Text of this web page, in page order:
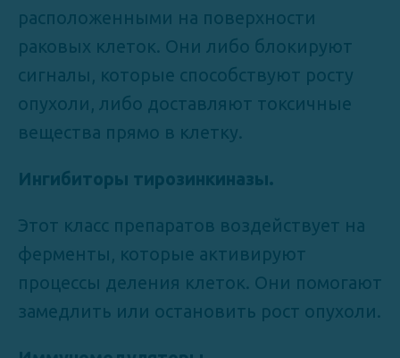
расположенными на поверхности
раковых клеток. Они либо блокируют
сигналы, которые способствуют росту
опухоли, либо доставляют токсичные
вещества прямо в клетку.
Ингибиторы тирозинкиназы.
Этот класс препаратов воздействует на
ферменты, которые активируют
процессы деления клеток. Они помогают
замедлить или остановить рост опухоли.